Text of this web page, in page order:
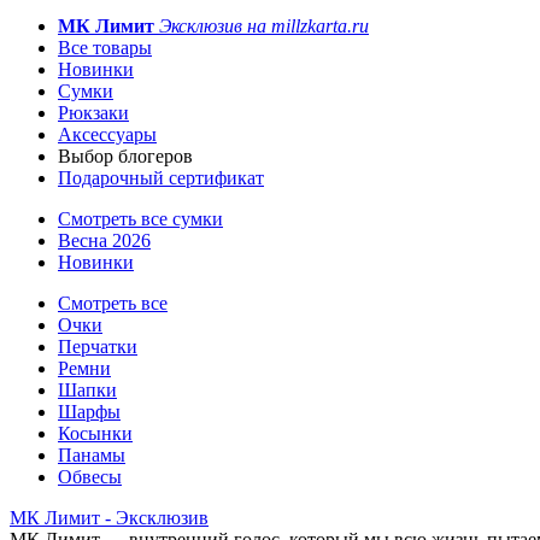
МК Лимит Эксклюзив на millzkarta.ru
Все товары
Новинки
Сумки
Рюкзаки
Аксессуары
Выбор блогеров
Подарочный сертификат
Смотреть все сумки
Весна 2026
Новинки
Смотреть все
Очки
Перчатки
Ремни
Шапки
Шарфы
Косынки
Панамы
Обвесы
МК Лимит - Эксклюзив